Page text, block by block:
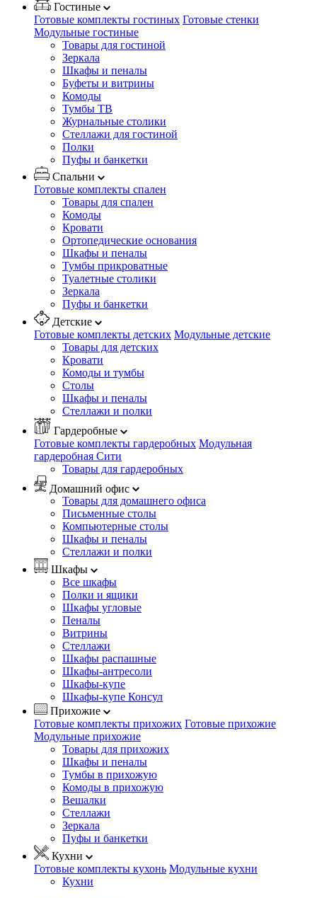
Гостиные
Готовые комплекты гостиных Готовые стенки
Модульные гостиные
Товары для гостиной
Зеркала
Шкафы и пеналы
Буфеты и витрины
Комоды
Тумбы ТВ
Журнальные столики
Стеллажи для гостиной
Полки
Пуфы и банкетки
Спальни
Готовые комплекты спален
Товары для спален
Комоды
Кровати
Ортопедические основания
Шкафы и пеналы
Тумбы прикроватные
Туалетные столики
Зеркала
Пуфы и банкетки
Детские
Готовые комплекты детских Модульные детские
Товары для детских
Кровати
Комоды и тумбы
Столы
Шкафы и пеналы
Стеллажи и полки
Гардеробные
Готовые комплекты гардеробных Модульная
гардеробная Сити
Товары для гардеробных
Домашний офис
Товары для домашнего офиса
Письменные столы
Компьютерные столы
Шкафы и пеналы
Стеллажи и полки
Шкафы
Все шкафы
Полки и ящики
Шкафы угловые
Пеналы
Витрины
Стеллажи
Шкафы распашные
Шкафы-антресоли
Шкафы-купе
Шкафы-купе Консул
Прихожие
Готовые комплекты прихожих Готовые прихожие
Модульные прихожие
Товары для прихожих
Шкафы и пеналы
Тумбы в прихожую
Комоды в прихожую
Вешалки
Стеллажи
Зеркала
Пуфы и банкетки
Кухни
Готовые комплекты кухонь Модульные кухни
Кухни